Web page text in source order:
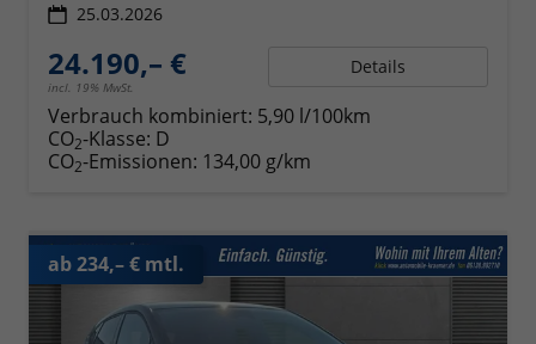
25.03.2026
24.190,– €
incl. 19% MwSt.
Details
Verbrauch kombiniert: 5,90 l/100km
CO2-Klasse: D
CO2-Emissionen: 134,00 g/km
ab 234,– € mtl.